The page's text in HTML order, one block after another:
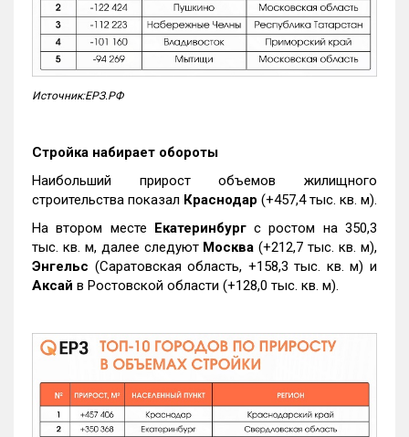
Источник:ЕРЗ.РФ
Стройка набирает обороты
Наибольший прирост объемов жилищного
строительства показал Краснодар (+457,4 тыс. кв. м).
На втором месте Екатеринбургс ростом на 350,3
тыс. кв. м, далее следуют Москва (+212,7 тыс. кв. м),
Энгельс (Саратовская область, +158,3 тыс. кв. м) и
Аксай в Ростовской области (+128,0 тыс. кв. м).